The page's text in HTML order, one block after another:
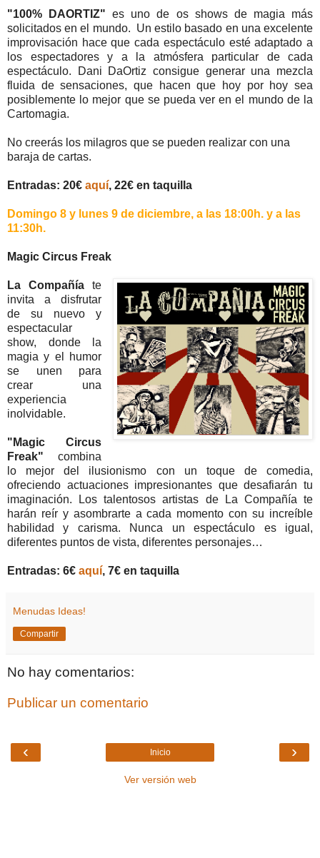
"100% DAORTIZ" es uno de os shows de magia más
solicitados en el mundo. Un estilo basado en una excelente
improvisación hace que cada espectáculo esté adaptado a
los espectadores y a la atmósfera particular de cada
espectáculo. Dani DaOrtiz consigue generar una mezcla
fluida de sensaciones, que hacen que hoy por hoy sea
posiblemente lo mejor que se pueda ver en el mundo de la
Cartomagia.
No creerás los milagros que se pueden realizar con una
baraja de cartas.
Entradas: 20€ aquí, 22€ en taquilla
Domingo 8 y lunes 9 de diciembre, a las 18:00h. y a las
11:30h.
Magic Circus Freak
La Compañía te
invita a disfrutar
de su nuevo y
espectacular
show, donde la
magia y el humor
se unen para
crear una
experiencia
inolvidable.
"Magic Circus
Freak" combina
lo mejor del ilusionismo con un toque de comedia,
ofreciendo actuaciones impresionantes que desafiarán tu
imaginación. Los talentosos artistas de La Compañía te
harán reír y asombrarte a cada momento con su increíble
habilidad y carisma. Nunca un espectáculo es igual,
diferentes puntos de vista, diferentes personajes…
Entradas: 6€ aquí, 7€ en taquilla
Menudas Ideas!
Compartir
No hay comentarios:
Publicar un comentario
‹ ›
Inicio
Ver versión web